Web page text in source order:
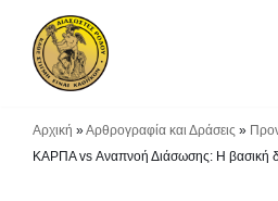
Μεταπηδήστε
Αρχική »Αρθρογραφία και Δράσεις »
ΚΑΡΠΑ vs Αναπνοή Διάσωσης: Η βασική